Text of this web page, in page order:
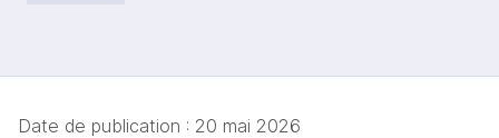
Date de publication : 20 mai 2026